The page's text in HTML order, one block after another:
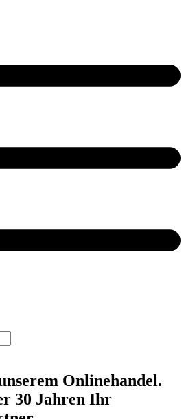
Onlinehandel.
30 Jahren Ihr